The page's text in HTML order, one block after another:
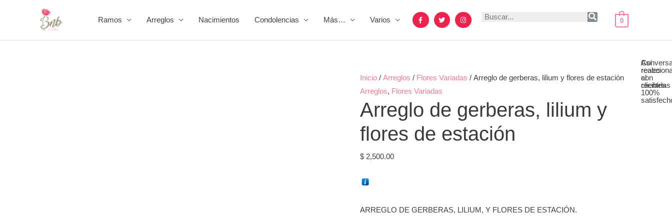
Ramos Arreglos Nacimientos Condolencias Más… Varios
F
a
c
b
T
w
i
t
I
n
s
a
0
Inicio / Arreglos / Flores Variadas / Arreglo de gerberas, lilium y flores de estación
Arreglos, Flores Variadas
Arreglo de gerberas, lilium y
flores de estación
$ 2,500.00
ARREGLO DE GERBERAS, LILIUM, Y FLORES DE ESTACIÓN.
Arreglo
de
gerberas,
lilium
y
de
cantidad
Así
al
recibirlas
reales
con
clientes
100%